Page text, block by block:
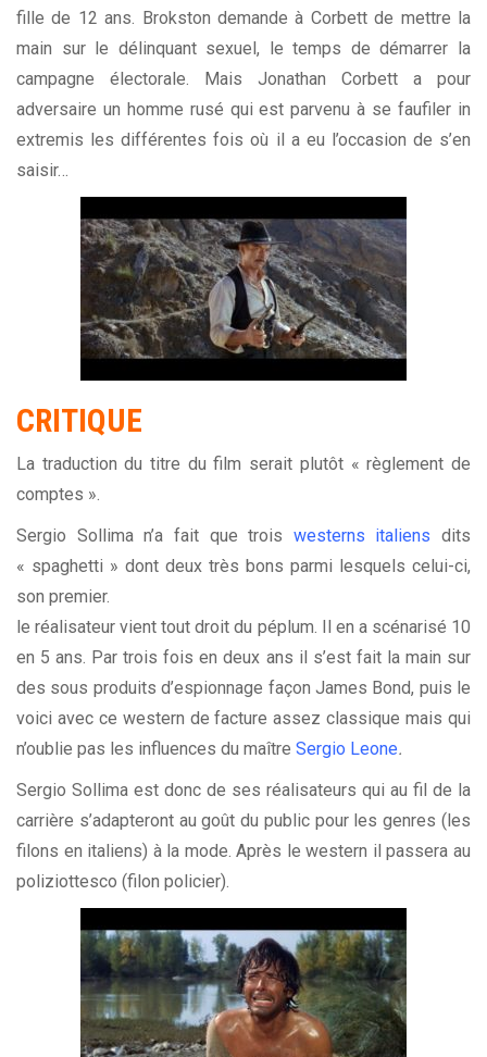
fille de 12 ans. Brokston demande à Corbett de mettre la
main sur le délinquant sexuel, le temps de démarrer la
campagne électorale. Mais Jonathan Corbett a pour
adversaire un homme rusé qui est parvenu à se faufiler in
extremis les différentes fois où il a eu l’occasion de s’en
saisir…
CRITIQUE
La traduction du titre du film serait plutôt « règlement de
comptes ».
Sergio Sollima n’a fait que trois westerns italiens dits
« spaghetti » dont deux très bons parmi lesquels celui-ci,
son premier.
le réalisateur vient tout droit du péplum. Il en a scénarisé 10
en 5 ans. Par trois fois en deux ans il s’est fait la main sur
des sous produits d’espionnage façon James Bond, puis le
voici avec ce western de facture assez classique mais qui
n’oublie pas les influences du maître Sergio Leone.
Sergio Sollima est donc de ses réalisateurs qui au fil de la
carrière s’adapteront au goût du public pour les genres (les
filons en italiens) à la mode. Après le western il passera au
poliziottesco (filon policier).